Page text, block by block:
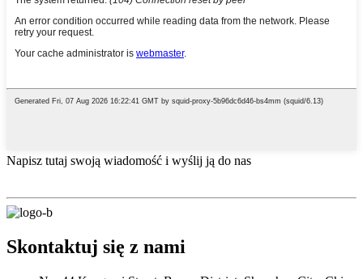
Napisz tutaj swoją wiadomość i wyślij ją do nas
Skontaktuj się z nami